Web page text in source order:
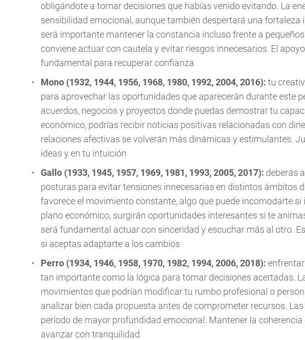
obligándote a tomar decisiones que habías venido evitando. La
sensibilidad emocional, aunque también despertará una fortaleza
será importante mantener la constancia incluso frente a
conviene actuar con cautela y evitar riesgos innecesarios. El
fundamental para recuperar confianza
Mono (1932, 1944, 1956, 1968, 1980, 1992, 2004, 2016): tu
para aprovechar las oportunidades que aparecerán durante este
acuerdos, negocios y proyectos donde puedas demostrar tu
económico, podrías recibir noticias positivas relacionadas con
relaciones afectivas se volverán más dinámicas y estimulantes.
ideas y en tu intuición
Gallo (1933, 1945, 1957, 1969, 1981, 1993, 2005, 2017): deberás
posturas para evitar tensiones innecesarias en distintos ámbitos
favorece el movimiento constante, algo que puede incomodarte si
plano económico, surgirán oportunidades interesantes si te
será fundamental actuar con sinceridad y escuchar más al otro.
si aceptas adaptarte a los cambios
Perro (1934, 1946, 1958, 1970, 1982, 1994, 2006, 2018):
tan importante como la lógica para tomar decisiones acertadas.
movimientos que podrían modificar tu rumbo profesional o
analizar bien cada propuesta antes de comprometer recursos.
período de mayor profundidad emocional. Mantener la
avanzar con tranquilidad